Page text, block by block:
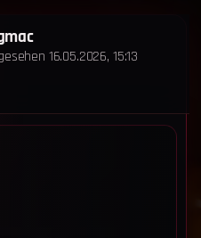
16.05.2026, 15:13